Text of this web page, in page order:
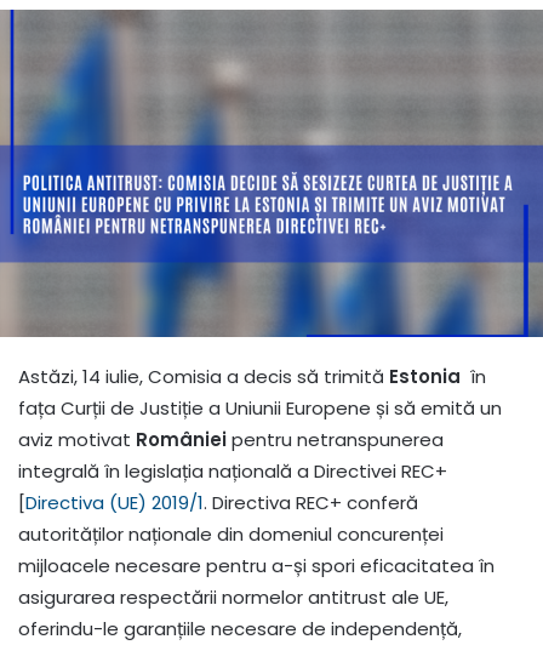
Astăzi, 14 iulie, Comisia a decis să trimită Estonia în
fața Curții de Justiție a Uniunii Europene și să emită un
aviz motivat Românieipentru netranspunerea
integrală în legislația națională a Directivei REC+
[Directiva (UE) 2019/1. Directiva REC+ conferă
autorităților naționale din domeniul concurenței
mijloacele necesare pentru a-și spori eficacitatea în
asigurarea respectării normelor antitrust ale UE,
oferindu-le garanțiile necesare de independență,